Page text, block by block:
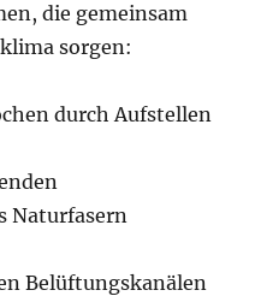
die gemeinsam
sorgen:
durch Aufstellen
Naturfasern
Belüftungskanälen